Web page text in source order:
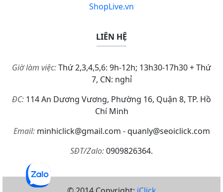
ShopLive.vn
LIÊN HỆ
Giờ làm việc:Thứ 2,3,4,5,6: 9h-12h; 13h30-17h30 + Thứ
7, CN: nghỉ
ĐC: 114 An Dương Vương, Phường 16, Quận 8, TP. Hồ
Chí Minh
Email:minhiclick@gmail.com - quanly@seoiclick.com
SĐT/Zalo:0909826364.